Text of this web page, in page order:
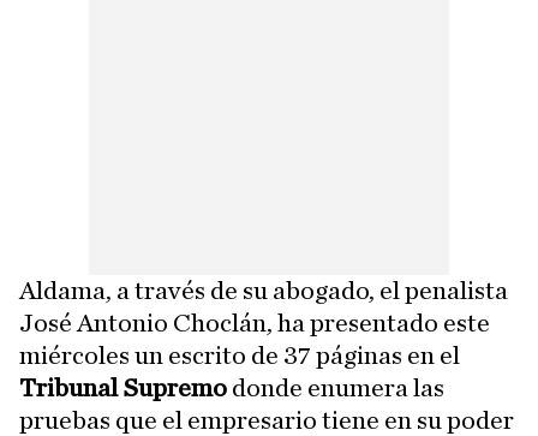
Aldama, a través de su abogado, el penalista
José Antonio Choclán, ha presentado este
miércoles un escrito de 37 páginas en el
Tribunal Supremo donde enumera las
pruebas que el empresario tiene en su poder